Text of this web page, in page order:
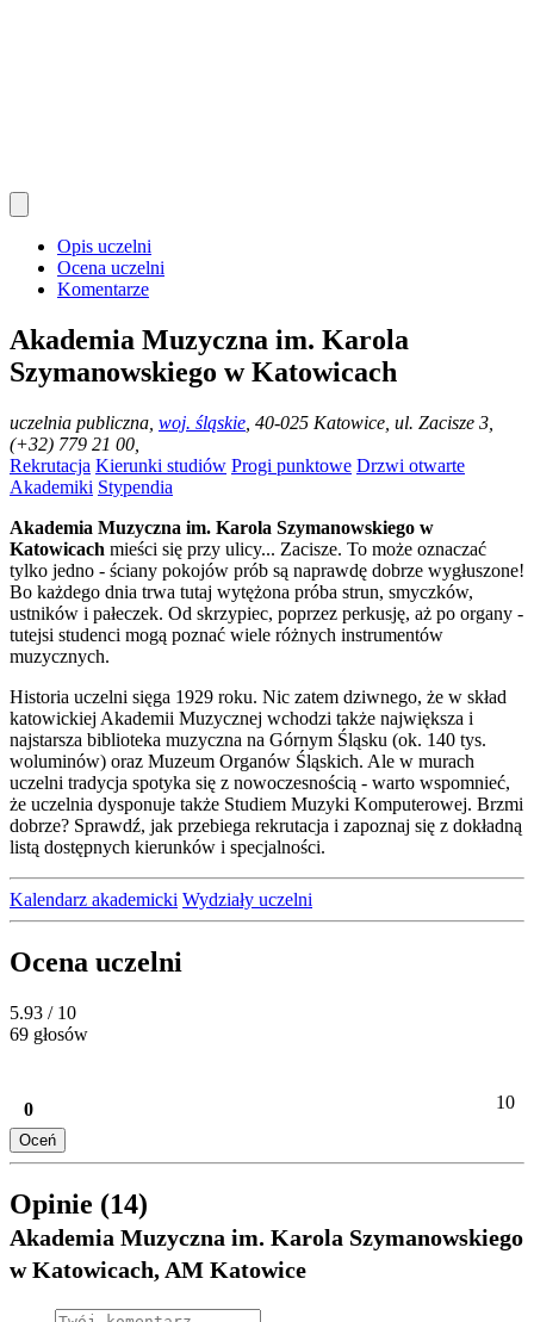
Opis uczelni
Ocena uczelni
Komentarze
Akademia Muzyczna im. Karola
Szymanowskiego w Katowicach
uczelnia publiczna woj. śląskie , 40-025 Katowice, ul. Zacisze 3,
(+32) 779 21 00,
Rekrutacja Kierunki studiów Progi punktowe Drzwi otwarte
Akademiki Stypendia
Akademia Muzyczna im. Karola Szymanowskiego w
Katowicach mieści się przy ulicy... Zacisze. To może oznaczać
tylko jedno - ściany pokojów prób są naprawdę dobrze wygłuszone!
Bo każdego dnia trwa tutaj wytężona próba strun, smyczków,
ustników i pałeczek. Od skrzypiec, poprzez perkusję, aż po organy -
tutejsi studenci mogą poznać wiele różnych instrumentów
muzycznych.
Historia uczelni sięga 1929 roku. Nic zatem dziwnego, że w skład
katowickiej Akademii Muzycznej wchodzi także największa i
najstarsza biblioteka muzyczna na Górnym Śląsku (ok. 140 tys.
woluminów) oraz Muzeum Organów Śląskich. Ale w murach
uczelni tradycja spotyka się z nowoczesnością - warto wspomnieć,
że uczelnia dysponuje także Studiem Muzyki Komputerowej. Brzmi
dobrze? Sprawdź, jak przebiega rekrutacja i zapoznaj się z dokładną
listą dostępnych kierunków i specjalności.
Kalendarz akademicki Wydziały uczelni
Ocena uczelni
5.93 / 10
69 głosów
0 10
Oceń
Opinie (14)
Akademia Muzyczna im. Karola Szymanowskiego
w Katowicach, AM Katowice